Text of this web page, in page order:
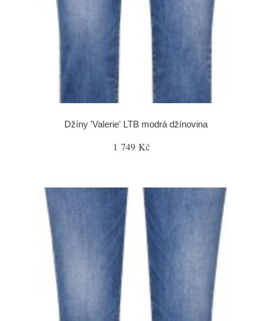
Džíny 'Valerie' LTB modrá džínovina
1 749 Kč